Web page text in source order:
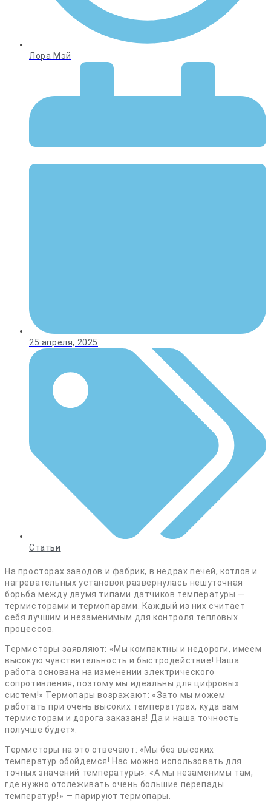
Лора Мэй
25 апреля, 2025
Статьи
На просторах заводов и фабрик, в недрах печей, котлов и
нагревательных установок развернулась нешуточная
борьба между двумя типами датчиков температуры —
термисторами и термопарами. Каждый из них считает
себя лучшим и незаменимым для контроля тепловых
процессов.
Термисторы заявляют: «Мы компактны и недороги, имеем
высокую чувствительность и быстродействие! Наша
работа основана на изменении электрического
сопротивления, поэтому мы идеальны для цифровых
систем!» Термопары возражают: «Зато мы можем
работать при очень высоких температурах, куда вам
термисторам и дорога заказана! Да и наша точность
получше будет».
Термисторы на это отвечают: «Мы без высоких
температур обойдемся! Нас можно использовать для
точных значений температуры». «А мы незаменимы там,
где нужно отслеживать очень большие перепады
температур!» — парируют термопары.